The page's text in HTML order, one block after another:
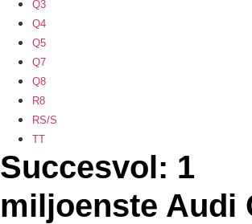
Q3
Q4
Q5
Q7
Q8
R8
RS/S
TT
Succesvol: 1
miljoenste Audi